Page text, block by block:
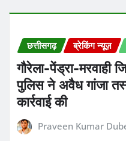
छत्तीसगढ़ ब्रेकिंग न्यूज़
गौरेला-पेंड्रा-मरवाही
पुलिस ने अवैध गांजा
कार्रवाई की
Praveen Kumar